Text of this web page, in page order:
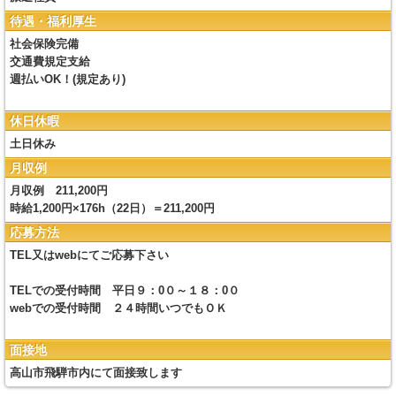
待遇・福利厚生
社会保険完備
交通費規定支給
週払いOK！(規定あり)
休日休暇
土日休み
月収例
月収例 211,200円
時給1,200円×176h（22日）＝211,200円
応募方法
TEL又はwebにてご応募下さい
TELでの受付時間 平日９：0０～１８：0０
webでの受付時間 ２４時間いつでもＯＫ
面接地
高山市飛騨市内にて面接致します